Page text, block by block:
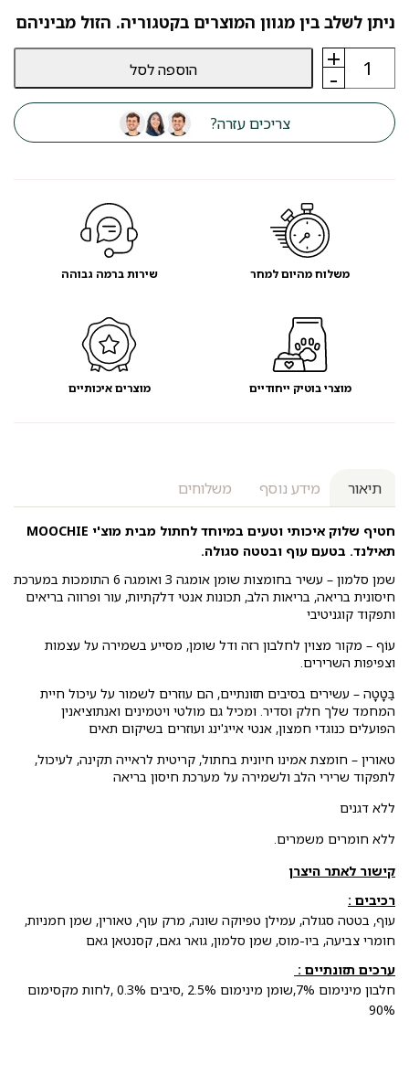
ניתן לשלב בין מגוון המוצרים בקטגוריה. הזול מביניהם
-
כמות
חטיף
שלוק
מוצ‘י
Moochie
עוף
+ הוספה לסל
צריכים עזרה?
תיאור מידע נוסף משלוחים
חטיף שלוק איכותי וטעים במיוחד לחתול מבית מוצ'י MOOCHIE
תאילנד. בטעם עוף ובטטה סגולה.
שמן סלמון – עשיר בחומצות שומן אומגה 3 ואומגה 6 התומכות במערכת
חיסונית בריאה, בריאות הלב, תכונות אנטי דלקתיות, עור ופרווה בריאים
ותפקוד קוגניטיבי
עוֹף – מקור מצוין לחלבון רזה ודל שומן, מסייע בשמירה על עצמות
וצפיפות השרירים.
בַּטָטָה – עשירים בסיבים תזונתיים, הם עוזרים לשמור על עיכול חיית
המחמד שלך חלק וסדיר. ומכיל גם מולטי ויטמינים ואנתוציאנין
הפועלים כנוגדי חמצון, אנטי אייג'ינג ועוזרים בשיקום תאים
טאורין – חומצת אמינו חיונית בחתול, קריטית לראייה תקינה, לעיכול,
לתפקוד שרירי הלב ולשמירה על מערכת חיסון בריאה
ללא דגנים
ללא חומרים משמרים.
קישור לאתר היצרן
רכיבים :
עוף, בטטה סגולה, עמילן טפיוקה שונה, מרק עוף, טאורין, שמן חמניות,
חומרי צביעה, ביו-מוס, שמן סלמון, גואר גאם, קסנטאן גאם
ערכים תזונתיים :
חלבון מינימום 7%,שומן מינימום 2.5% ,סיבים 0.3% ,לחות מקסימום
90%
משלוח מהיום למחר שירות ברמה גבוהה
מוצרי בוטיק ייחודיים מוצרים איכותיים